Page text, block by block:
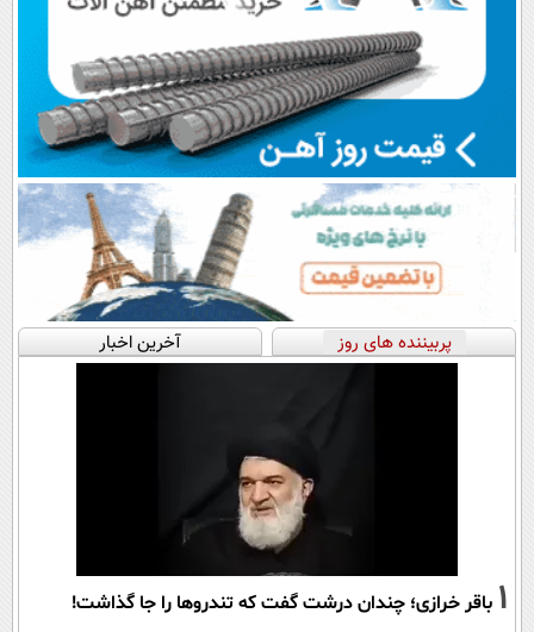
پربیننده های روز آخرین اخبار
1 باقر خرازی؛ چندان درشت گفت که تندروها را جا گذاشت!